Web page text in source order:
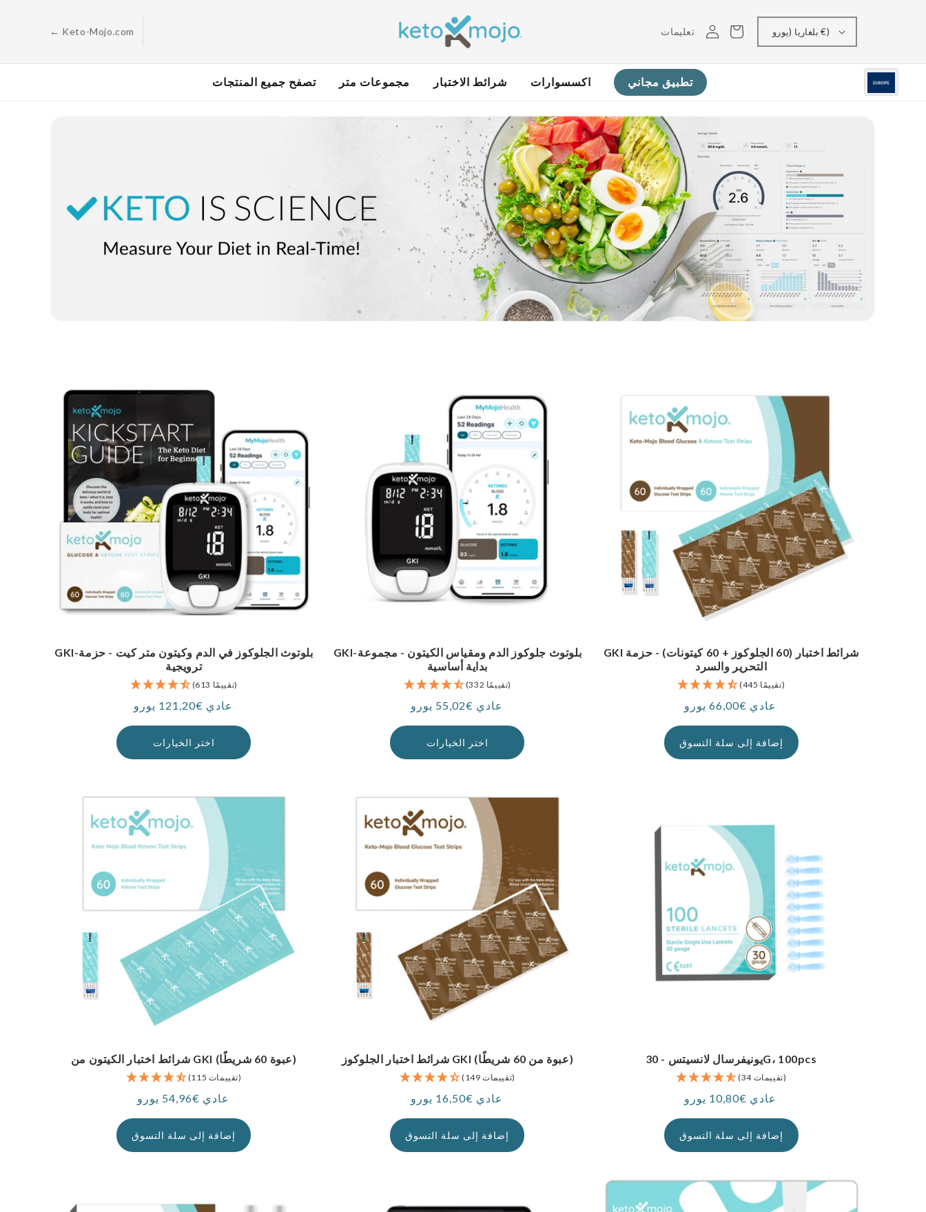
← Keto-Mojo.com تعليمات
تسجيل
الدخول
عربه بلغاريا (يورو €)
تصفح جميع المنتجات مجموعات متر شرائط الاختبار اكسسوارات تطبيق مجاني
GKI-بلوتوث الجلوكوز في الدم وكيتون متر كيت - حزمة
ترويجية
(613 تقييمًا)
سعر عادي €121,20 يورو
اختر الخيارات
GKI-بلوتوث جلوكوز الدم ومقياس الكيتون - مجموعة
بداية أساسية
(332 تقييمًا)
سعر عادي €55,02 يورو
اختر الخيارات
GKI شرائط اختبار (60 الجلوكوز + 60 كيتونات) - حزمة
التحرير والسرد
(445 تقييمًا)
سعر عادي €66,00 يورو
إضافة إلى سلة التسوق
شرائط اختبار الكيتون من GKI (عبوة 60 شريطًا)
(115 تقييمات)
سعر عادي €54,96 يورو
إضافة إلى سلة التسوق
شرائط اختبار الجلوكوز GKI (عبوة من 60 شريطًا)
(149 تقييمات)
سعر عادي €16,50 يورو
إضافة إلى سلة التسوق
يونيفرسال لانسيتس - 30G، 100pcs
(34 تقييمات)
سعر عادي €10,80 يورو
إضافة إلى سلة التسوق